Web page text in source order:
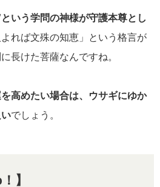
いう学問の神様が守護本尊とし
れば文殊の知恵」という格言が
長けた菩薩なんですね。
高めたい場合は、ウサギにゆか
でしょう。
】